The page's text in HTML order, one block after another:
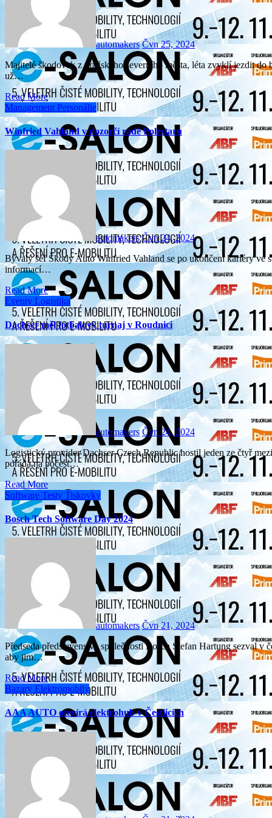
automakers Čvn 25, 2024
Majitelé škodovek z pražského severního města, léta zvyklí jezdit do bohnického značkového autoservisu Havex, našli v červnu
už…
Read More
Management Personálie
Winfried Vahland v dozorčí radě Polestaru
automakers Čvn 24, 2024
Bývalý šéf Škody Auto Winfried Vahland se po ukončení kariéry ve skupině VW nadlouho odmlčel, podle dostupných
informací…
Read More
Eventy Logistika
Dachser měl fotbalový turnaj v Roudnici
automakers Čvn 24, 2024
Logistický provider Dachser Czech Republic hostil jeden ze čtyř mezinárodním fotbalových turnajů, které společnost Dachser
pořádá na počest…
Read More
Software Testy Tiskovky
Bosch Tech Software Day 2024
automakers Čvn 21, 2024
Předseda představenstva společnosti Bosch Stefan Hartung sezval v červnu novináře z celého světa do německého Renningenu
aby jim…
Read More
Bazary Elektromobily
AAA AUTO otevírá elektrohub v Čestlicích